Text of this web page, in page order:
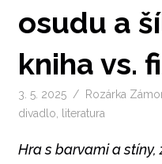
osudu a
kniha vs.
3. 5. 2025 Rozárka
divadlo literatura
Hra s barvami a